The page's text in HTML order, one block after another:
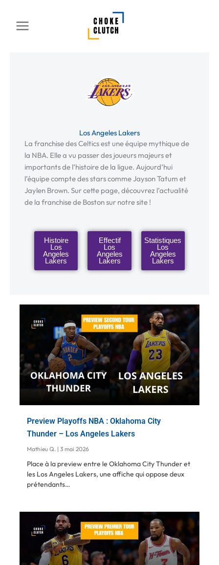
contenu
Los Angeles Lakers
La franchise des Celtics est une équipe mythique de
la NBA. Elle a vu passer des joueurs majeurs et
importants de l’histoire de la ligue. Aujourd’hui
l’équipe compte des stars comme Jayson Tatum et
Jaylen Brown. Sur cette page, découvrez l’actualité
de la franchise de Boston sur notre site !
Histoire
Los
Angeles
Lakers
Effectif
Los
Angeles
Lakers
Statistiques
Los
Angeles
Lakers
Preview Playoffs NBA : Oklahoma City
Thunder – Los Angeles Lakers
Mathieu Q. 3 mai 2026
Place à la preview entre le Oklahoma City Thunder et
les Los Angeles Lakers, une affiche qui oppose deux
prétendants…
PagePage